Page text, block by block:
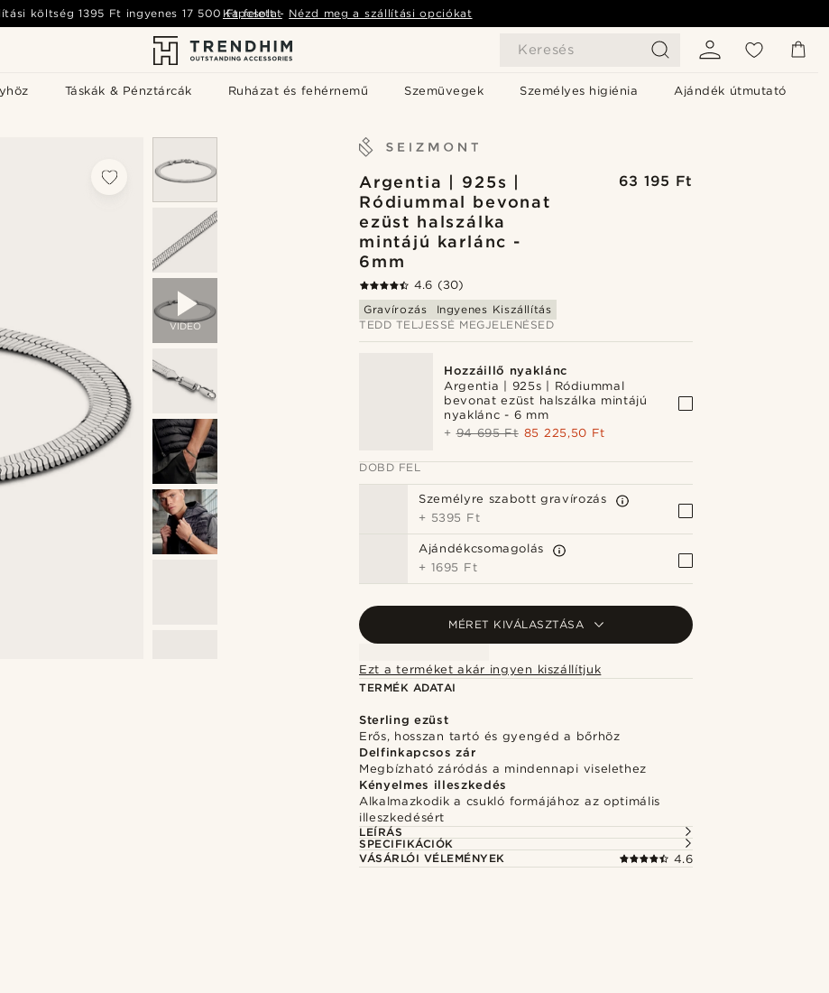
Keresés
Táskák & Pénztárcák Ruházat és fehérnemű Szemüvegek Személyes higiénia Ajándék útmutató
költség1395 Ft ingyenes 17 500 Ft felett- Nézd meg a szállítási opciókat
Kapcsolat
VIDEO
Argentia | 925s |
Ródiummal bevonat
ezüst halszálka
mintájú karlánc -
6mm
63 195 Ft
4.6 (30)
Gravírozás
Ingyenes Kiszállítás
TEDD TELJESSÉ MEGJELENÉSED
Hozzáillő nyaklánc
Argentia | 925s | Ródiummal
bevonat ezüst halszálka mintájú
nyaklánc - 6 mm
+94 695 Ft 85 225,50 Ft
DOBD FEL
Személyre szabott gravírozás
+ 5395 Ft
Ajándékcsomagolás
+ 1695 Ft
MÉRET KIVÁLASZTÁSA
Ezt a terméket akár ingyen kiszállítjuk
TERMÉK ADATAI
Sterling ezüst
Erős, hosszan tartó és gyengéd a bőrhöz
Delfinkapcsos zár
Megbízható záródás a mindennapi viselethez
Kényelmes illeszkedés
Alkalmazkodik a csukló formájához az optimális
illeszkedésért
LEÍRÁS
SPECIFIKÁCIÓK
VÁSÁRLÓI VÉLEMÉNYEK
4.6